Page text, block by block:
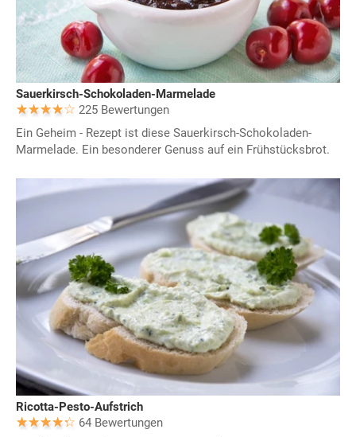
Sauerkirsch-Schokoladen-Marmelade
225 Bewertungen
Ein Geheim - Rezept ist diese Sauerkirsch-Schokoladen-
Marmelade. Ein besonderer Genuss auf ein Frühstücksbrot.
Ricotta-Pesto-Aufstrich
64 Bewertungen